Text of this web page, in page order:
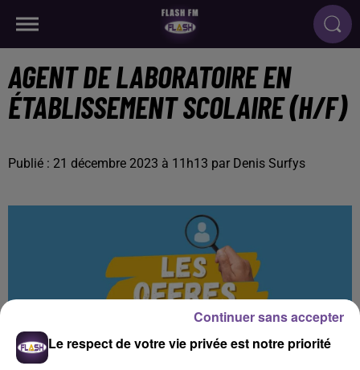
AGENT DE LABORATOIRE EN
ÉTABLISSEMENT SCOLAIRE (H/F)
Publié : 21 décembre 2023 à 11h13 par Denis Surfys
Le respect de votre vie privée est notre priorité
Continuer sans accepter